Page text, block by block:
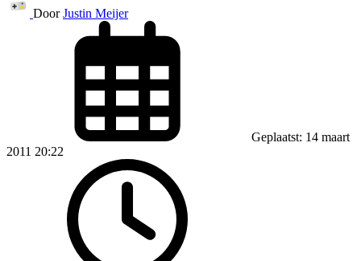
Door Justin Meijer
Geplaatst: 14 maart
2011 20:22